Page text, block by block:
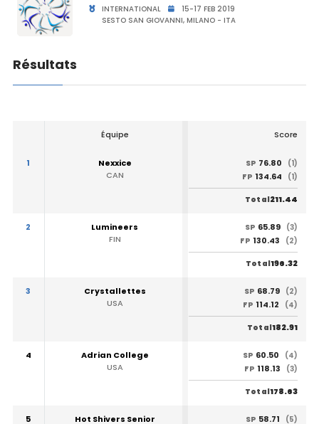
INTERNATIONAL
15-17 FEB 2019
SESTO SAN GIOVANNI, MILANO - ITA
Résultats
Équipe Score
1
Nexxice
CAN
SP 76.80
(1)
FP 134.64 (1)
Total211.44
2
Lumineers
FIN
SP 65.89 (3)
FP 130.43 (2)
Total196.32
3
Crystallettes
USA
SP 68.79 (2)
FP 114.12 (4)
Total182.91
4
Adrian College
USA
SP 60.50
(4)
FP 118.13 (3)
Total178.63
5
Hot Shivers Senior
SP 58.71
(5)